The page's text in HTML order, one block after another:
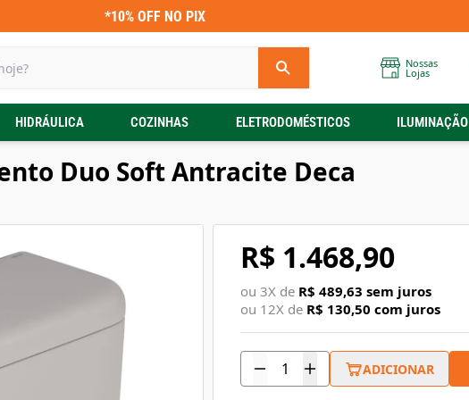
*10% OFF NO PIX
Nossas
Lojas
HIDRÁULICA COZINHAS ELETRODOMÉSTICOS ILUMINAÇÃO
Duo Soft Antracite Deca
R$ 1.468,90
ou 3X de R$ 489,63 sem juros
ou 12X de R$ 130,50 com juros
ADICIONAR